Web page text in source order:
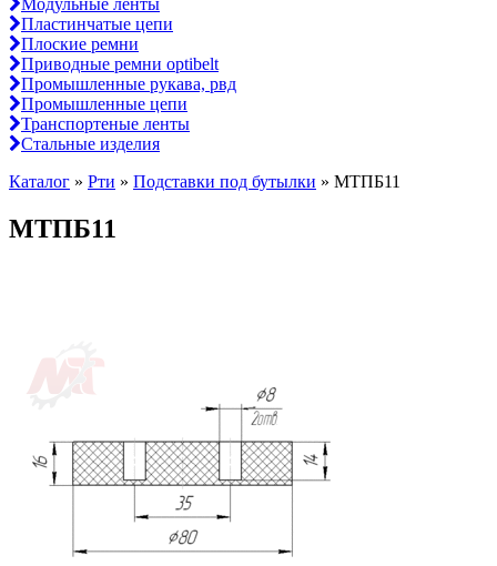
Модульные ленты
Пластинчатые цепи
Плоские ремни
Приводные ремни optibelt
Промышленные рукава, рвд
Промышленные цепи
Транспортеные ленты
Стальные изделия
Каталог » Рти » Подставки под бутылки » МТПБ11
МТПБ11